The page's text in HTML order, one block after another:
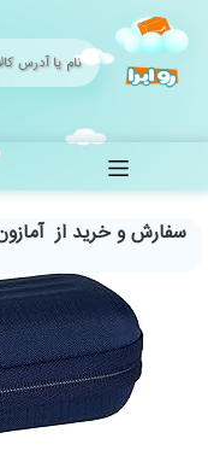
content
سفارش و خرید از